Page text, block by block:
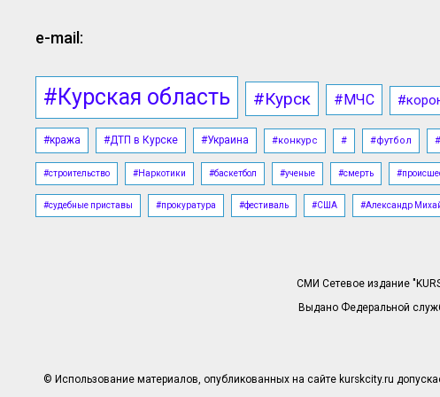
e-mail:
#Курская область #Курск #МЧС
#кража #ДТП в Курске #Украина #конкурс # #футбол
#строительство #Наркотики #баскетбол #ученые #смерть
#судебные приставы #прокуратура #фестиваль #США #Александр
СМИ Сетевое издание
Выдано Федеральной
© Использование материалов, опубликованных на сайте kurskcity.ru